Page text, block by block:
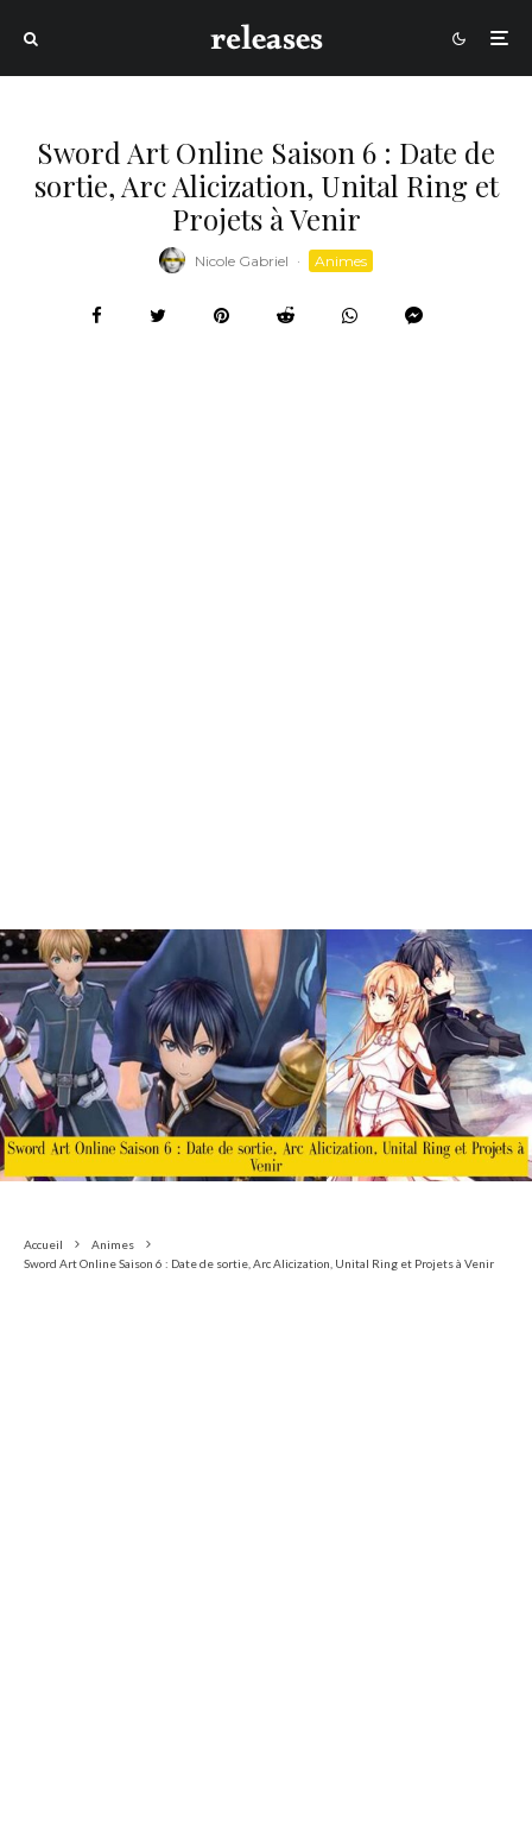
Sword Art Online Saison 6 : Date de
sortie, Arc Alicization, Unital Ring et
Projets à Venir
Nicole Gabriel · Animes
Accueil
Animes
Sword Art Online Saison 6 : Date de sortie, Arc Alicization, Unital Ring et Projets à Venir